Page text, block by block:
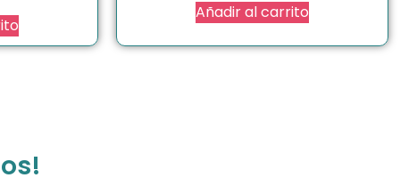
Añadir al carrito